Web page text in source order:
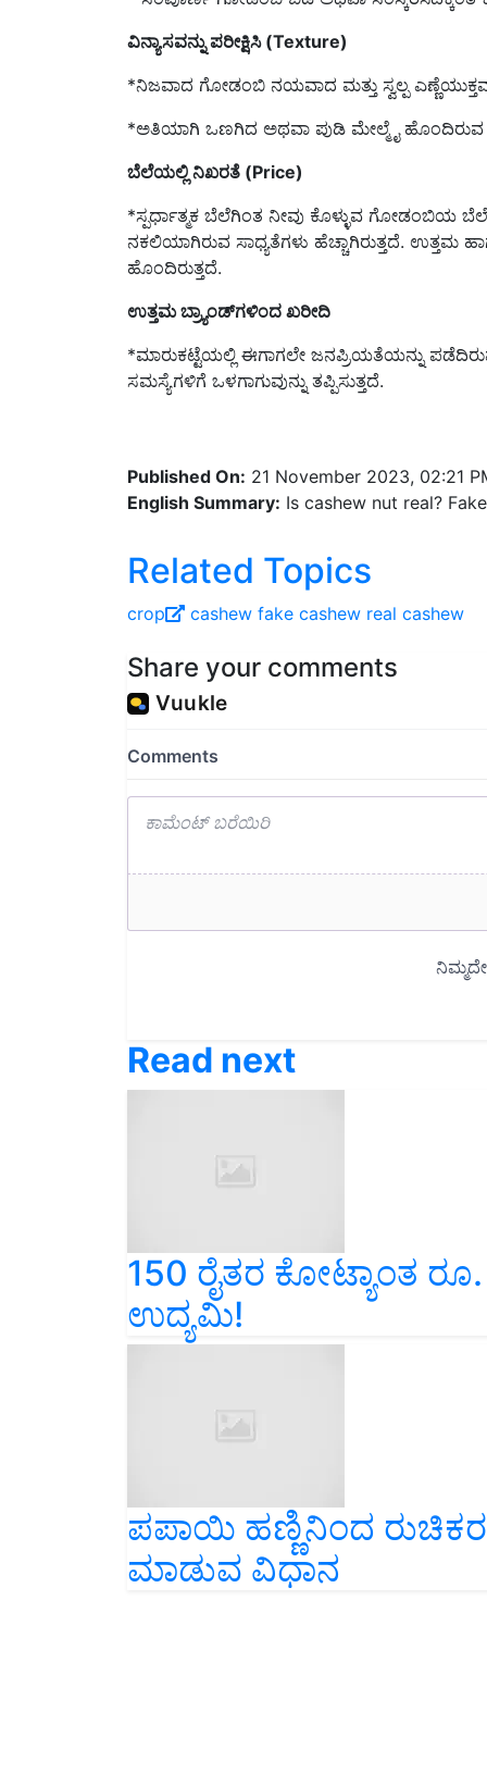
*ನಿಜವಾದ ಗೋಡಂಬಿ ನಯವಾದ ಮತ್ತು ಸ್ವಲ್ಪ
*ಅತಿಯಾಗಿ ಒಣಗಿದ ಅಥವಾ ಪುಡಿ ಮೇಲ್ಮೈ
*ಸ್ಪರ್ಧಾತ್ಮಕ ಬೆಲೆಗಿಂತ ನೀವು ಕೊಳ್ಳುವ
ನಕಲಿಯಾಗಿರುವ ಸಾಧ್ಯತೆಗಳು ಹೆಚ್ಚಾಗಿರುತ್ತದೆ.
ಹೊಂದಿರುತ್ತದೆ.
ಉತ್ತಮ ಬ್ರ್ಯಾಂಡ್‌ಗಳಿಂದ ಖರೀದಿ
*ಮಾರುಕಟ್ಟೆಯಲ್ಲಿ ಈಗಾಗಲೇ ಜನಪ್ರಿಯತೆಯನ್ನು
ಸಮಸ್ಯೆಗಳಿಗೆ ಒಳಗಾಗುವುನ್ನು ತಪ್ಪಿಸುತ್ತದೆ.
English Summary:Is cashew nut real?
Related Topics
crop cashew fake cashew real cashew
150 ರೈತರ ಕೋಟ್ಯಾಂತ
ಉದ್ಯಮಿ!
ಪಪಾಯಿ ಹಣ್ಣಿನಿಂದ ರುಚಿಕರ
ಮಾಡುವ ವಿಧಾನ